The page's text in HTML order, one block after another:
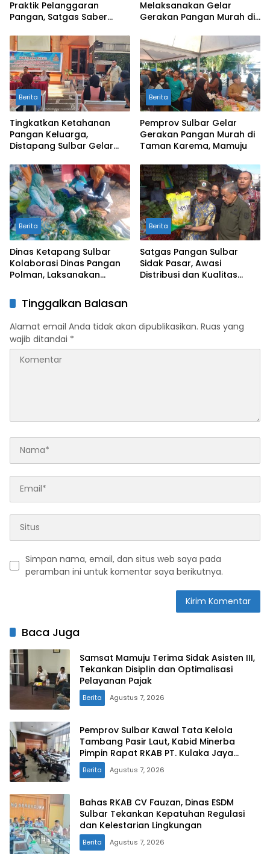
Praktik Pelanggaran
Pangan, Satgas Saber
Distributor
Melaksanakan Gelar
Gerakan Pangan Murah di
Berita
Tingkatkan Ketahanan
Pangan Keluarga,
Distapang Sulbar Gelar
Halaman Rumah
Berita
Pemprov Sulbar Gelar
Gerakan Pangan Murah di
Berita
Dinas Ketapang Sulbar
Kolaborasi Dinas Pangan
Polman, Laksanakan
Pangan Segar
Berita
Satgas Pangan Sulbar
Sidak Pasar, Awasi
Distribusi dan Kualitas
Tinggalkan Balasan
Alamat email Anda tidak akan dipublikasikan. Ruas yang
wajib ditandai *
Simpan nama, email, dan situs web saya pada
peramban ini untuk komentar saya berikutnya.
Baca Juga
Samsat Mamuju Terima Sidak Asisten III,
Tekankan Disiplin dan Optimalisasi
Pelayanan Pajak
Berita Agustus 7, 2026
Pemprov Sulbar Kawal Tata Kelola
Tambang Pasir Laut, Kabid Minerba
Pimpin Rapat RKAB PT. Kulaka Jaya
Perkasa
Berita Agustus 7, 2026
Bahas RKAB CV Fauzan, Dinas ESDM
Sulbar Tekankan Kepatuhan Regulasi
Berita Agustus 7, 2026